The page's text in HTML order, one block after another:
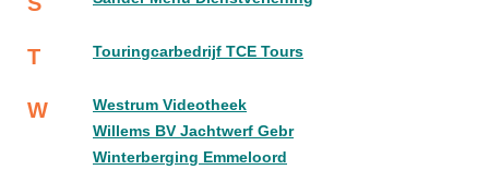
T Touringcarbedrijf TCE Tours
W
Westrum Videotheek
Willems BV Jachtwerf Gebr
Winterberging Emmeloord